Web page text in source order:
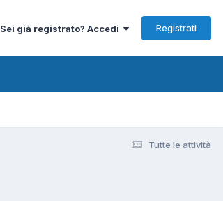
Sei già registrato? Accedi Registrati
Tutte le attività